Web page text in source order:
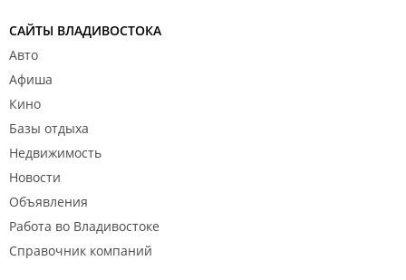
САЙТЫ ВЛАДИВОСТОКА
Авто
Афиша
Кино
Базы отдыха
Недвижимость
Новости
Объявления
Работа во Владивостоке
Справочник компаний